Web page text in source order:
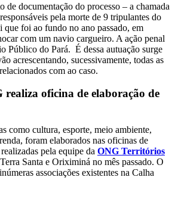
de documentação do processo – a chamada
pela morte de 9 tripulantes do
foi ao fundo no ano passado, em
com um navio cargueiro. A ação penal
Público do Pará. É dessa autuação surge
acrescentando, sucessivamente, todas as
com ao caso.
realiza oficina de elaboração de
como cultura, esporte, meio ambiente,
foram elaborados nas oficinas de
pela equipe da ONG Territórios
Santa e Oriximiná no mês passado. O
associações existentes na Calha